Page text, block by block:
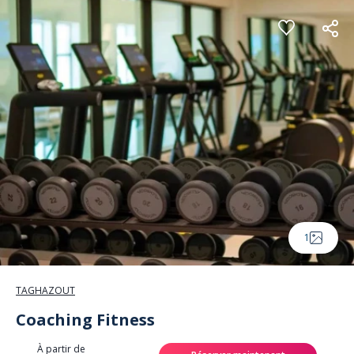
Panneau de gestion des cookies
1
TAGHAZOUT
Coaching Fitness
À partir de